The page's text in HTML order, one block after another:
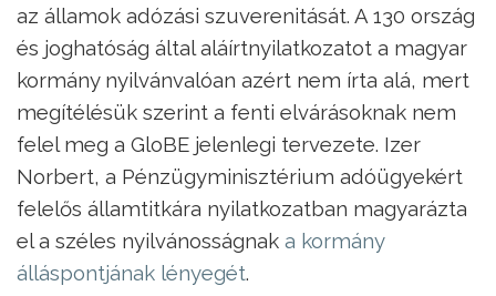
az államok adózási szuverenitását. A 130 ország
és joghatóság által aláírtnyilatkozatot a magyar
kormány nyilvánvalóan azért nem írta alá, mert
megítélésük szerint a fenti elvárásoknak nem
felel meg a GloBE jelenlegi tervezete. Izer
Norbert, a Pénzügyminisztérium adóügyekért
felelős államtitkára nyilatkozatban magyarázta
el a széles nyilvánosságnak a kormány
álláspontjának lényegét.